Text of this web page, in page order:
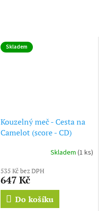
Skladem
Kouzelný meč - Cesta na
Camelot (score - CD)
Skladem(1 ks)
535 Kč bez DPH
647 Kč
Do košíku